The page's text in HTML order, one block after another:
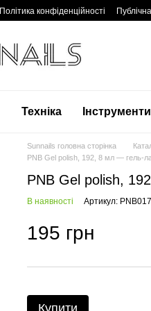
Політика конфіденційності
Техніка Інструменти
Sunnails головна сторінка
PNB Gel polish, 192, 8 мл — гель-
PNB Gel polish,
В наявності Артикул:
195 грн
Купити